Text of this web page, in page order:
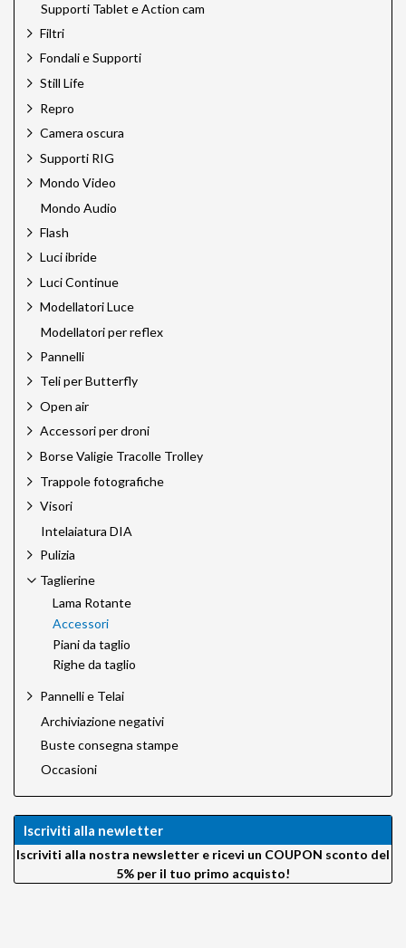
Supporti Tablet e Action cam
Filtri
Fondali e Supporti
Still Life
Repro
Camera oscura
Supporti RIG
Mondo Video
Mondo Audio
Flash
Luci ibride
Luci Continue
Modellatori Luce
Modellatori per reflex
Pannelli
Teli per Butterfly
Open air
Accessori per droni
Borse Valigie Tracolle Trolley
Trappole fotografiche
Visori
Intelaiatura DIA
Pulizia
Taglierine
Lama Rotante
Accessori
Piani da taglio
Righe da taglio
Pannelli e Telai
Archiviazione negativi
Buste consegna stampe
Occasioni
Iscriviti alla newletter
Iscriviti alla nostra newsletter e ricevi un COUPON sconto del
5% per il tuo primo acquisto!